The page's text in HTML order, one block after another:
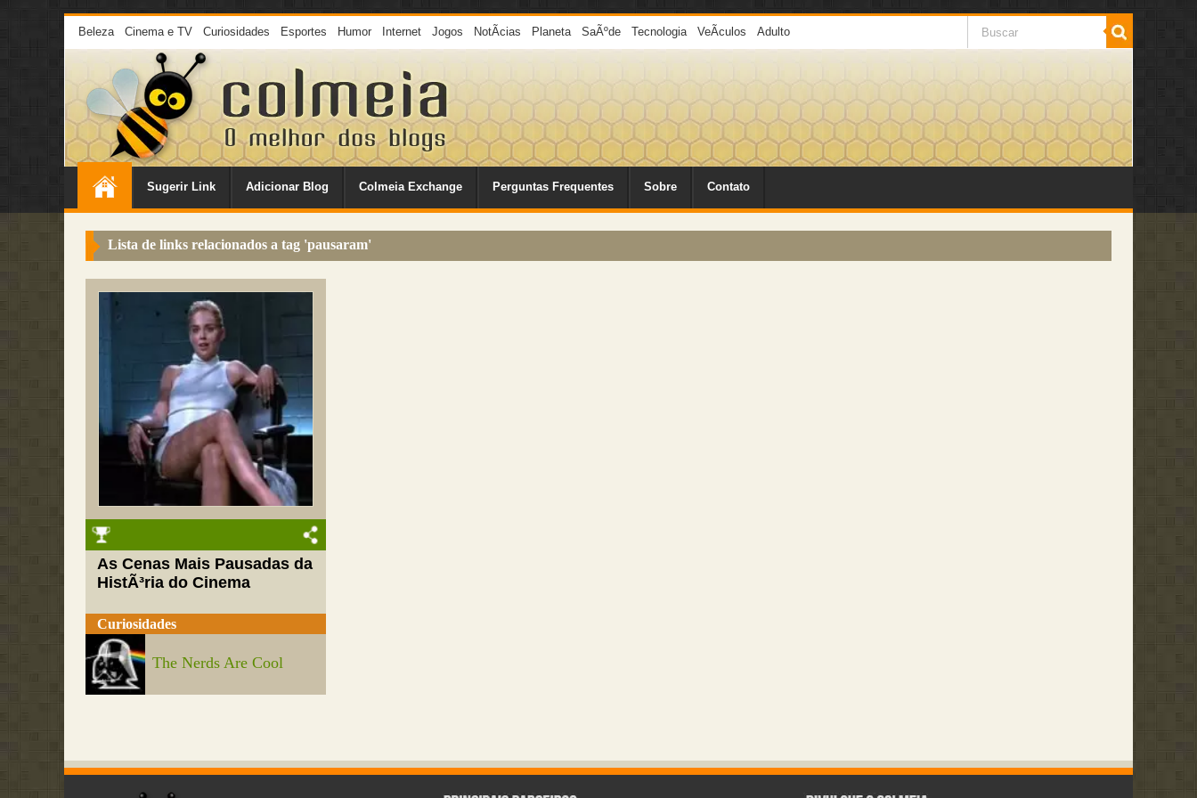
Beleza Cinema e TV Curiosidades Esportes Humor Internet Jogos NotÃ­cias Planeta SaÃºde Tecnologia VeÃ­culos Adulto
Sugerir Link Adicionar Blog Colmeia Exchange Perguntas Frequentes Sobre Contato
Lista de links relacionados a tag 'pausaram'
As Cenas Mais Pausadas da
HistÃ³ria do Cinema
Curiosidades
The Nerds Are Cool